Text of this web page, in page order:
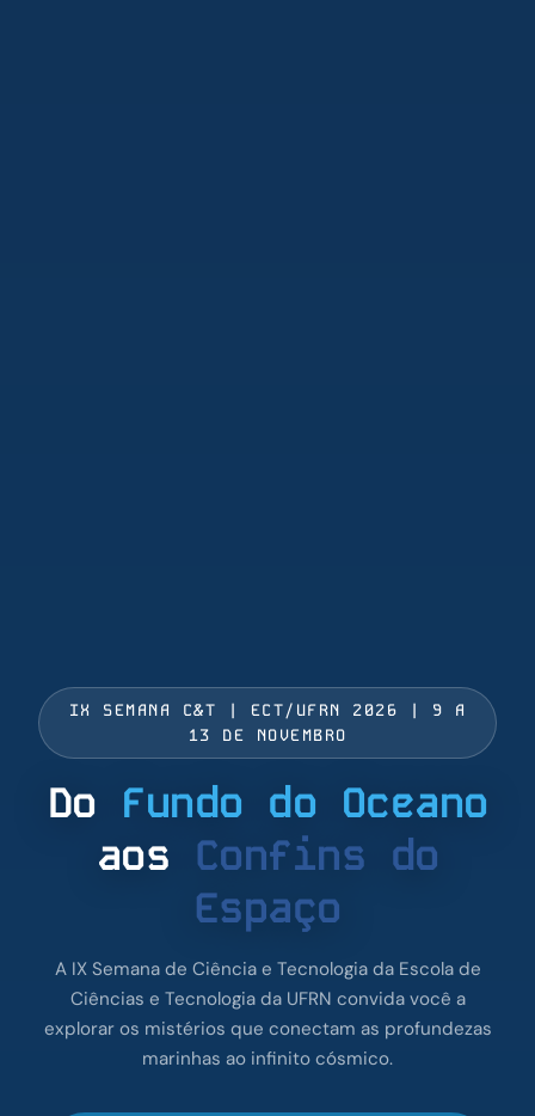
IX SEMANA C&T | ECT/UFRN 2026 | 9 A
13 DE NOVEMBRO
Do Fundo do Oceano
aos Confins do
Espaço
A IX Semana de Ciência e Tecnologia da Escola de
Ciências e Tecnologia da UFRN convida você a
explorar os mistérios que conectam as profundezas
marinhas ao infinito cósmico.